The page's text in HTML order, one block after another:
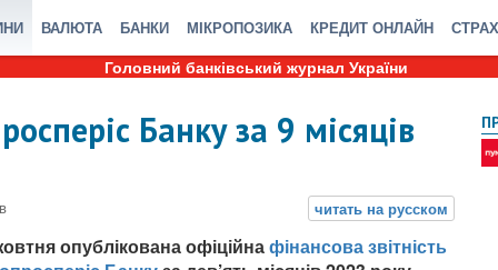
ВАЛЮТА БАНКИ МІКРОПОЗИКА КРЕДИТ ОНЛАЙН
Головний банківський журнал України
Банку за 9 місяців
опублікована офіційнафінансова звітність